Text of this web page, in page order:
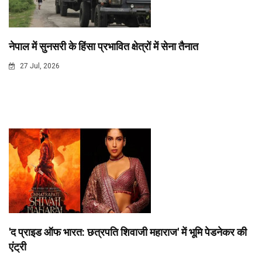
नेपाल में सुनसरी के हिंसा प्रभावित क्षेत्रों में सेना तैनात
27 Jul, 2026
'द प्राइड ऑफ भारत: छत्रपति शिवाजी महाराज' में भूमि पेडनेकर की
एंट्री